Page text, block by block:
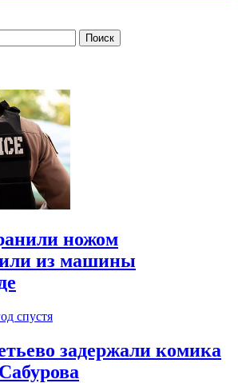
ножом
из машины
спустя
задержали комика